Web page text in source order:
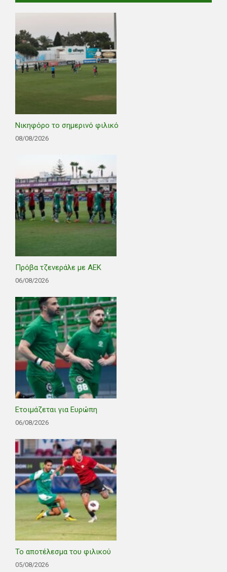
Νικηφόρο το σημερινό φιλικό
08/08/2026
Πρόβα τζενεράλε με ΑΕΚ
06/08/2026
Ετοιμάζεται για Ευρώπη
06/08/2026
Το αποτέλεσμα του φιλικού
05/08/2026